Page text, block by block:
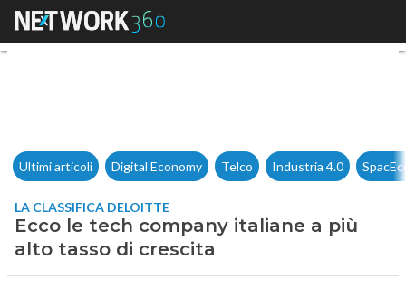
Ecco le tech company
Ultimi articoli Digital Economy Telco Industria 4.0
LA CLASSIFICA DELOITTE
Ecco le tech company italiane a più
alto tasso di crescita